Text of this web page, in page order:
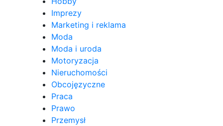
Imprezy
Marketing i reklama
Moda
Moda i uroda
Motoryzacja
Nieruchomości
Obcojęzyczne
Praca
Prawo
Przemysł